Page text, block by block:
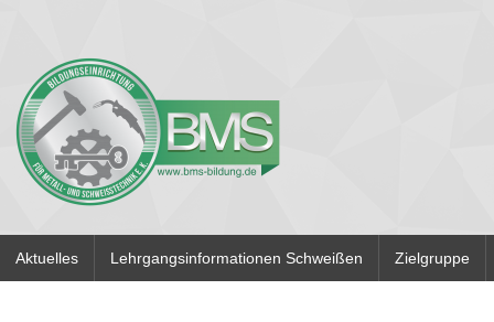
Aktuelles Lehrgangsinformationen Schweißen Zielgruppe